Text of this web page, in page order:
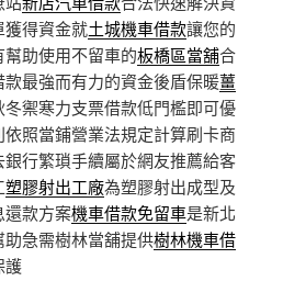
得資金就土城機車借款讓您的
助使用不留車的板橋區當舖合
最強而有力的資金後盾保暖薑
禦寒力支票借款低門檻即可優
依照當鋪營業法規定計算刷卡商
銀行繁瑣手續屬於網友推薦給客
塑膠射出工廠為塑膠射出成型及
還款方案機車借款免留車是新北
急需樹林當舖提供樹林機車借
護